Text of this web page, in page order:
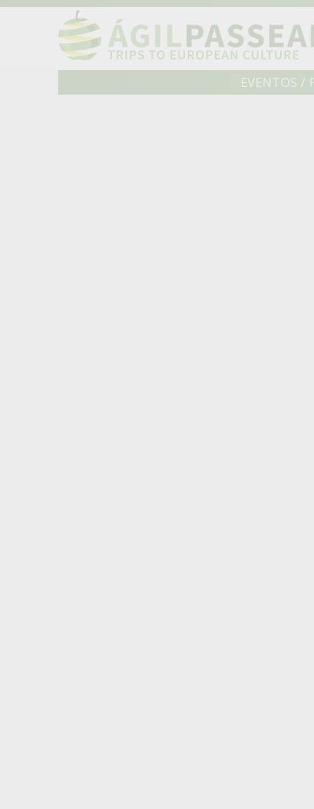
EVENTOS /